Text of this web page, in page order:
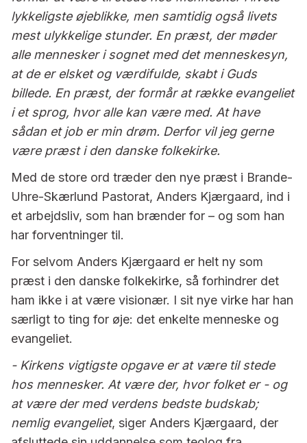
lykkeligste øjeblikke, men samtidig også livets
mest ulykkelige stunder. En præst, der møder
alle mennesker i sognet med det menneskesyn,
at de er elsket og værdifulde, skabt i Guds
billede. En præst, der formår at række evangeliet
i et sprog, hvor alle kan være med. At have
sådan et job er min drøm. Derfor vil jeg gerne
være præst i den danske folkekirke.
Med de store ord træder den nye præst i Brande-
Uhre-Skærlund Pastorat, Anders Kjærgaard, ind i
et arbejdsliv, som han brænder for – og som han
har forventninger til.
For selvom Anders Kjærgaard er helt ny som
præst i den danske folkekirke, så forhindrer det
ham ikke i at være visionær. I sit nye virke har han
særligt to ting for øje: det enkelte menneske og
evangeliet.
- Kirkens vigtigste opgave er at være til stede
hos mennesker. At være der, hvor folket er - og
at være der med verdens bedste budskab;
nemlig evangeliet, siger Anders Kjærgaard, der